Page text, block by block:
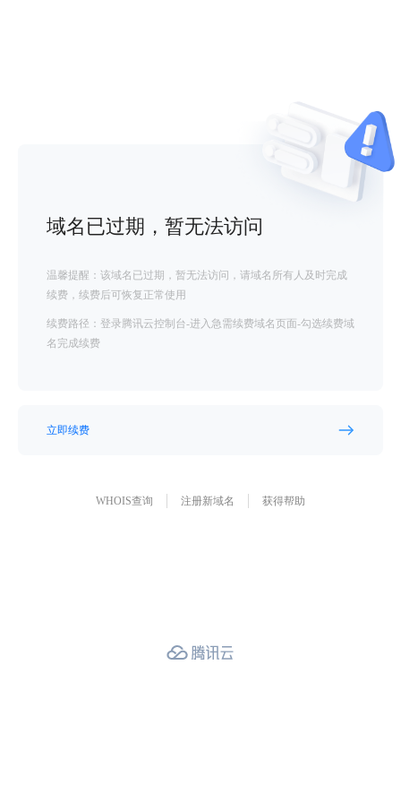
域名已过期，暂无法访问
温馨提醒：该域名已过期，暂无法访问，请域名所有人及时完成
续费，续费后可恢复正常使用
续费路径：登录腾讯云控制台-进入急需续费域名页面-勾选续费域
名完成续费
立即续费
WHOIS查询 注册新域名 获得帮助